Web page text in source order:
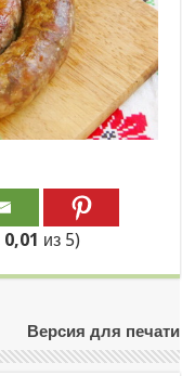
0,01 из 5)
Версия для печати